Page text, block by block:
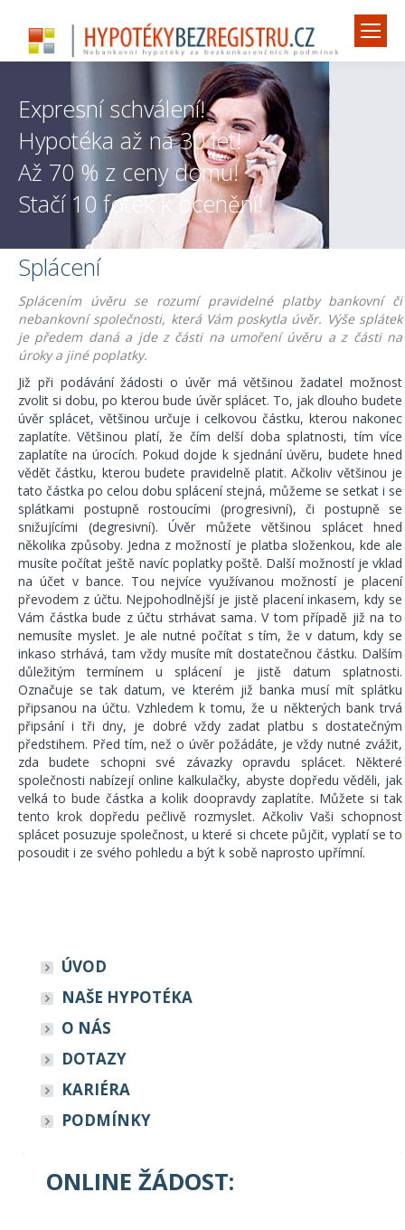
Expresní schválení!
Hypotéka až na 30 let!
Až 70 % z ceny domu!
Stačí 10 fotek k ocenění!
Splácení
Splácením úvěru se rozumí pravidelné platby bankovní či
nebankovní společnosti, která Vám poskytla úvěr. Výše splátek
je předem daná a jde z části na umoření úvěru a z části na
úroky a jiné poplatky.
Již při podávání žádosti o úvěr má většinou žadatel možnost
zvolit si dobu, po kterou bude úvěr splácet. To, jak dlouho budete
úvěr splácet, většinou určuje i celkovou částku, kterou nakonec
zaplatíte. Většinou platí, že čím delší doba splatnosti, tím více
zaplatíte na úrocích. Pokud dojde k sjednání úvěru, budete hned
vědět částku, kterou budete pravidelně platit. Ačkoliv většinou je
tato částka po celou dobu splácení stejná, můžeme se setkat i se
splátkami postupně rostoucími (progresivní), či postupně se
snižujícími (degresivní). Úvěr můžete většinou splácet hned
několika způsoby. Jedna z možností je platba složenkou, kde ale
musíte počítat ještě navíc poplatky poště. Další možností je vklad
na účet v bance. Tou nejvíce využívanou možností je placení
převodem z účtu. Nejpohodlnější je jistě placení inkasem, kdy se
Vám částka bude z účtu strhávat sama. V tom případě již na to
nemusíte myslet. Je ale nutné počítat s tím, že v datum, kdy se
inkaso strhává, tam vždy musíte mít dostatečnou částku. Dalším
důležitým termínem u splácení je jistě datum splatnosti.
Označuje se tak datum, ve kterém již banka musí mít splátku
připsanou na účtu. Vzhledem k tomu, že u některých bank trvá
připsání i tři dny, je dobré vždy zadat platbu s dostatečným
předstihem. Před tím, než o úvěr požádáte, je vždy nutné zvážit,
zda budete schopni své závazky opravdu splácet. Některé
společnosti nabízejí online kalkulačky, abyste dopředu věděli, jak
velká to bude částka a kolik doopravdy zaplatíte. Můžete si tak
tento krok dopředu pečlivě rozmyslet. Ačkoliv Vaši schopnost
splácet posuzuje společnost, u které si chcete půjčit, vyplatí se to
posoudit i ze svého pohledu a být k sobě naprosto upřímní.
ÚVOD
NAŠE HYPOTÉKA
O NÁS
DOTAZY
KARIÉRA
PODMÍNKY
ONLINE ŽÁDOST: